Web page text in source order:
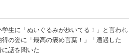
学生に「ぬいぐるみが歩いてる！」と言われ
の姿に「最高の褒め言葉！」「遭遇した
に話を聞いた